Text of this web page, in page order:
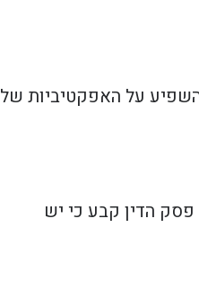
על האפקטיביות של
הדין קבע כי יש